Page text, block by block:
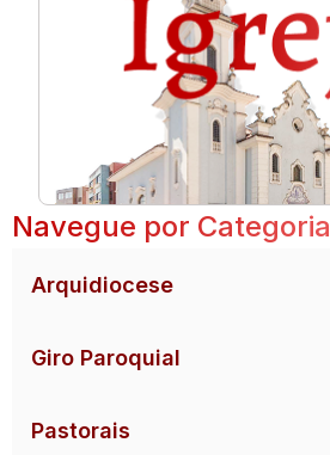
Navegue por Categoria
Arquidiocese
Giro Paroquial
Pastorais